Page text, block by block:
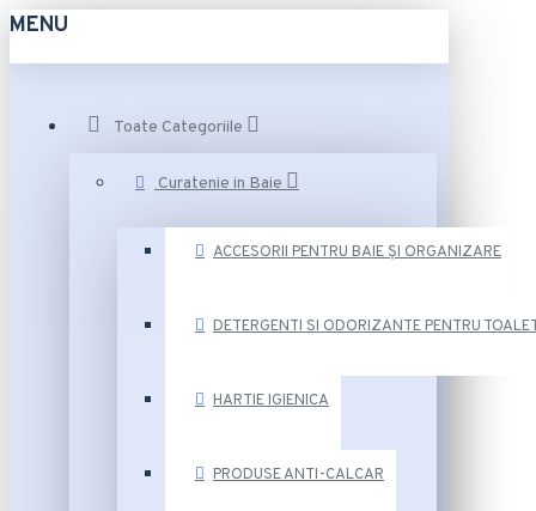
MENU
Toate Categoriile
Curatenie in Baie
ACCESORII PENTRU BAIE ȘI ORGANIZARE
DETERGENTI SI ODORIZANTE PENTRU
HARTIE IGIENICA
PRODUSE ANTI-CALCAR